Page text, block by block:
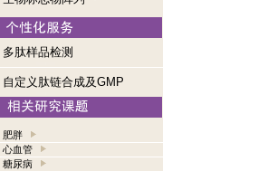
多肽样品检测
自定义肽链合成及GMP
肥胖
心血管
糖尿病